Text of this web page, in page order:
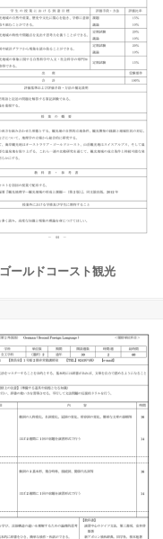
ゴールドコースト観光